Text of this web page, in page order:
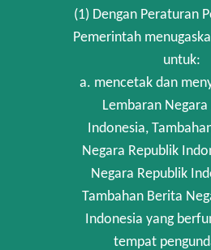
(1) Dengan Peraturan
Pemerintah
untuk:
a. mencetak dan
Lembaran Negara
Indonesia,
Negara Republik
Negara Republik
Tambahan Berita
Indonesia yang
tempat